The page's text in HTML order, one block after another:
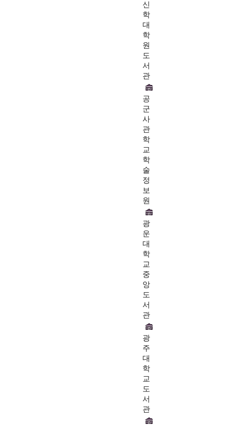
신
학
대
학
원
도
서
관
공
군
사
관
학
교
학
술
정
보
원
광
운
대
학
교
중
앙
도
서
관
광
주
대
학
교
도
서
관